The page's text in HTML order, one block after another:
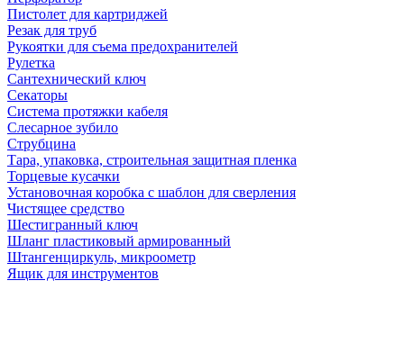
Пистолет для картриджей
Резак для труб
Рукоятки для съема предохранителей
Рулетка
Сантехнический ключ
Секаторы
Система протяжки кабеля
Слесарное зубило
Струбцина
Тара, упаковка, строительная защитная пленка
Торцевые кусачки
Установочная коробка с шаблон для сверления
Чистящее средство
Шестигранный ключ
Шланг пластиковый армированный
Штангенциркуль, микроометр
Ящик для инструментов